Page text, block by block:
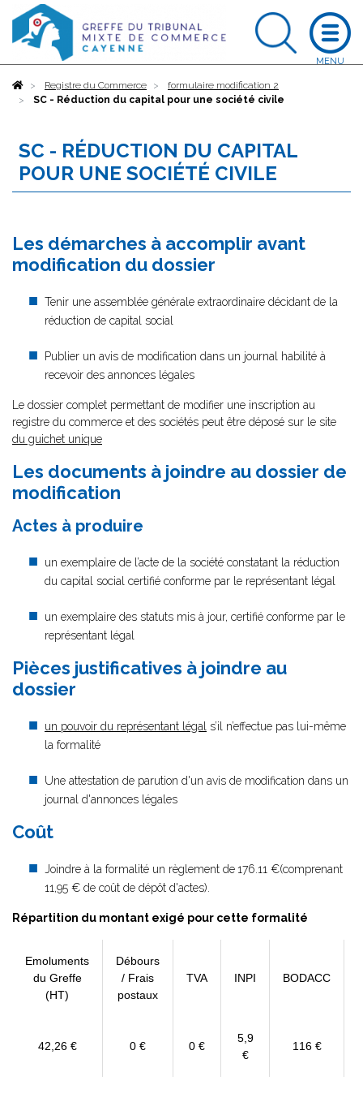
AccueilRegistre du Commerce
formulaire modification 2
SC - Réduction du capital pour une société civile
SC - RÉDUCTION DU CAPITAL
POUR UNE SOCIÉTÉ CIVILE
Les démarches à accomplir avant
modification du dossier
Tenir une assemblée générale extraordinaire décidant de la
réduction de capital social
Publier un avis de modification dans un journal habilité à
recevoir des annonces légales
Le dossier complet permettant de modifier une inscription au
registre du commerce et des sociétés peut être déposé sur le site
du guichet unique
Les documents à joindre au dossier de
modification
Actes à produire
un exemplaire de l’acte de la société constatant la réduction
du capital social certifié conforme par le représentant légal
un exemplaire des statuts mis à jour, certifié conforme par le
représentant légal
Pièces justificatives à joindre au
dossier
un pouvoir du représentant légal s’il n’effectue pas lui-même
la formalité
Une attestation de parution d'un avis de modification dans un
journal d'annonces légales
Coût
Joindre à la formalité un règlement de176.11 €(comprenant
11,95 € de coût de dépôt d'actes).
Répartition du montant exigé pour cette formalité
Emoluments
du Greffe
(HT)
Débours
/ Frais
postaux
TVA INPI BODACC
42,26 € 0 € 0 €
5,9
€
116 €